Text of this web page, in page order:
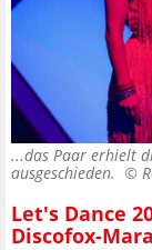
...das Paar erhielt
ausgeschieden. ©
Let's Dance
Discofox-